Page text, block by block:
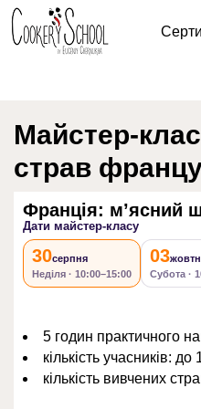
Головна/Кулінарна
класи/ Франція: мʼясний
Майстер-
страв
Франція: мʼясний
Дати майстер-класу
30серпня
Неділя · 10:00–15:00
03
Субота ·
5 годин практичного
кількість учасників:
кількість вивчених